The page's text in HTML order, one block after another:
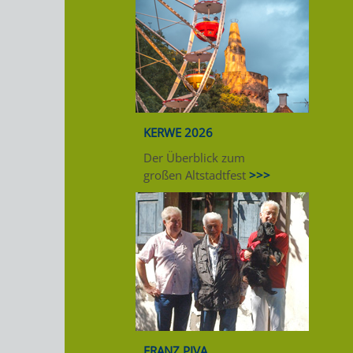
KERWE 2026
Der Überblick zum
großen Altstadtfest >>>